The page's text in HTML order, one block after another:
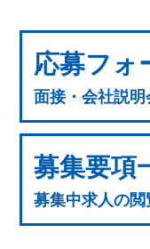
応募フォ
面接・会社説
募集要項
募集中求人の